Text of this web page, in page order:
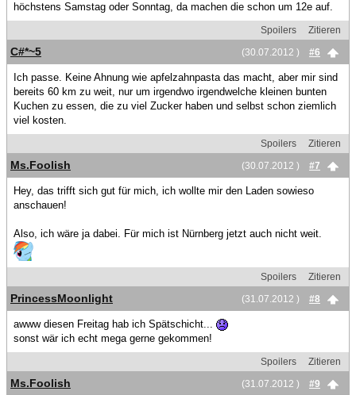
höchstens Samstag oder Sonntag, da machen die schon um 12e auf.
Spoilers
Zitieren
(30.07.2012 )
#6
C#*~5
Ich passe. Keine Ahnung wie apfelzahnpasta das macht, aber mir sind
bereits 60 km zu weit, nur um irgendwo irgendwelche kleinen bunten
Kuchen zu essen, die zu viel Zucker haben und selbst schon ziemlich
viel kosten.
Spoilers
Zitieren
(30.07.2012 )
#7
Ms.Foolish
Hey, das trifft sich gut für mich, ich wollte mir den Laden sowieso
anschauen!
Also, ich wäre ja dabei. Für mich ist Nürnberg jetzt auch nicht weit.
Spoilers
Zitieren
(31.07.2012 )
#8
PrincessMoonlight
awww diesen Freitag hab ich Spätschicht...
sonst wär ich echt mega gerne gekommen!
Spoilers
Zitieren
(31.07.2012 )
#9
Ms.Foolish